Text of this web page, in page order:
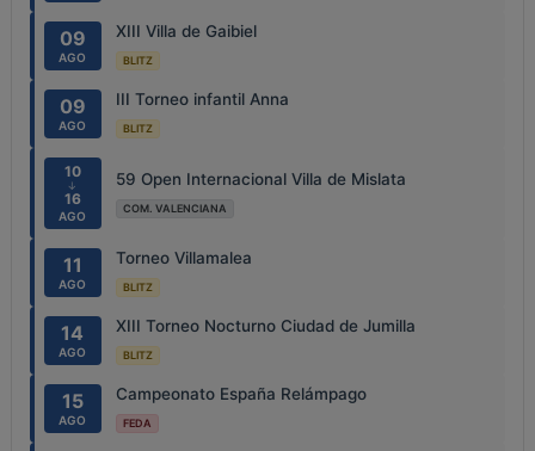
09
AGO
XIII Villa de Gaibiel
BLITZ
09
AGO
III Torneo infantil Anna
BLITZ
10
↓
16
AGO
59 Open Internacional Villa de Mislata
COM. VALENCIANA
11
AGO
Torneo Villamalea
BLITZ
14
AGO
XIII Torneo Nocturno Ciudad de Jumilla
BLITZ
15
AGO
Campeonato España Relámpago
FEDA